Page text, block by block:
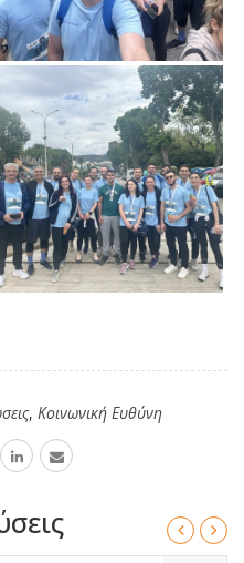
, Κοινωνική Ευθύνη